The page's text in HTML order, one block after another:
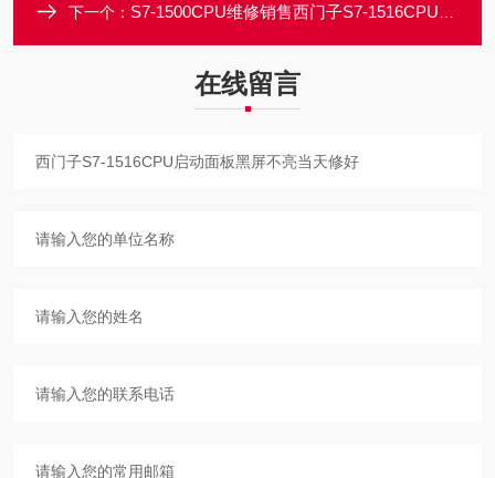
下一个： S7-1500CPU维修销售西门子S7-1516CPU开机显示屏无反应修理电话
在线留言